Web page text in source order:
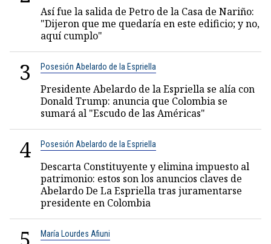
Así fue la salida de Petro de la Casa de Nariño:
"Dijeron que me quedaría en este edificio; y no,
aquí cumplo"
3 Posesión Abelardo de la Espriella
Presidente Abelardo de la Espriella se alía con
Donald Trump: anuncia que Colombia se
sumará al "Escudo de las Américas"
4 Posesión Abelardo de la Espriella
Descarta Constituyente y elimina impuesto al
patrimonio: estos son los anuncios claves de
Abelardo De La Espriella tras juramentarse
presidente en Colombia
María Lourdes Afiuni